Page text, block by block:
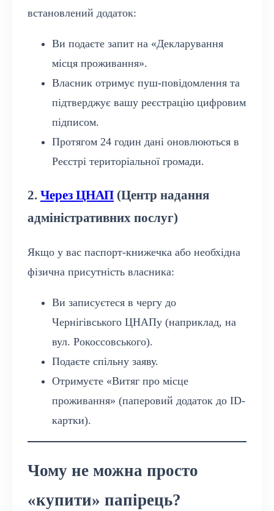
встановлений додаток:
Ви подаєте запит на «Декларування
місця проживання».
Власник отримує пуш-повідомлення та
підтверджує вашу реєстрацію цифровим
підписом.
Протягом 24 годин дані оновлюються в
Реєстрі територіальної громади.
2. Через ЦНАП (Центр надання
адміністративних послуг)
Якщо у вас паспорт-книжечка або необхідна
фізична присутність власника:
Ви записуєтеся в чергу до
Чернігівського ЦНАПу (наприклад, на
вул. Рокоссовського).
Подаєте спільну заяву.
Отримуєте «Витяг про місце
проживання» (паперовий додаток до ID-
картки).
Чому не можна просто
«купити» папірець?